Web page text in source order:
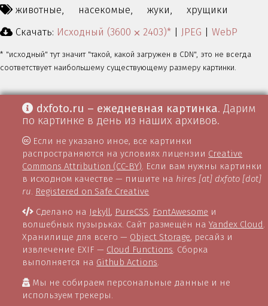
животные,
насекомые, жуки,
хрущики
Скачать: Исходный (3600 ⨉ 2403)* | JPEG | WebP
* "исходный" тут значит "такой, какой загружен в CDN", это не всегда
соответствует наибольшему существующему размеру картинки.
dxfoto.ru – ежедневная картинка. Дарим
по картинке в день из наших архивов.
Если не указано иное, все картинки
распространяются на условиях лицензии Creative
Commons Attribution (CC-BY). Если вам нужны картинки
в исходном качестве — пишите на hires [at] dxfoto [dot]
ru. Registered on Safe Creative
Сделано на Jekyll, PureCSS, FontAwesome и
волшебных пузырьках. Сайт размещён наYandex Cloud .
Хранилище для всего — Object Storage, ресайз и
извлечение EXIF — Cloud Functions. Сборка
выполняется на Github Actions.
Мы не собираем персональные данные и не
используем трекеры.